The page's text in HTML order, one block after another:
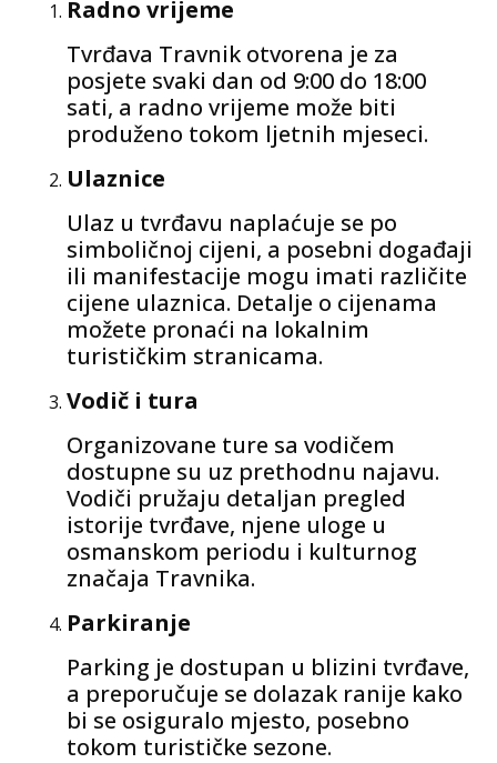
Radno vrijeme
Tvrđava Travnik otvorena je za
posjete svaki dan od 9:00 do 18:00
sati, a radno vrijeme može biti
produženo tokom ljetnih mjeseci.
Ulaznice
Ulaz u tvrđavu naplaćuje se po
simboličnoj cijeni, a posebni događaji
ili manifestacije mogu imati različite
cijene ulaznica. Detalje o cijenama
možete pronaći na lokalnim
turističkim stranicama.
Vodič i tura
Organizovane ture sa vodičem
dostupne su uz prethodnu najavu.
Vodiči pružaju detaljan pregled
istorije tvrđave, njene uloge u
osmanskom periodu i kulturnog
značaja Travnika.
Parkiranje
Parking je dostupan u blizini tvrđave,
a preporučuje se dolazak ranije kako
bi se osiguralo mjesto, posebno
tokom turističke sezone.